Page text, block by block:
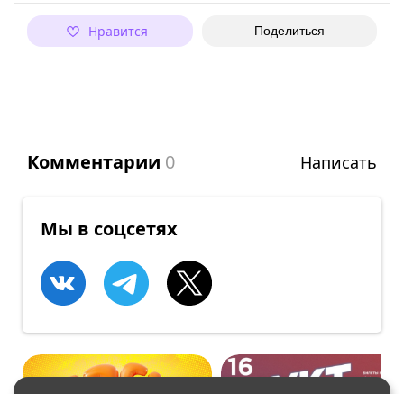
Нравится Поделиться
Комментарии 0 Написать
Мы в соцсетях